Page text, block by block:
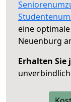
eine optimale
Neuenburg
Erhalten Sie